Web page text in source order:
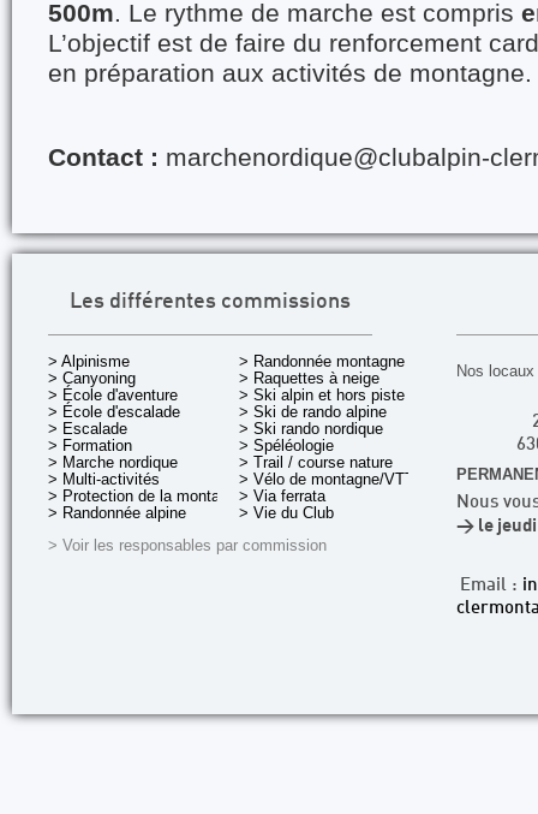
500m. Le rythme de marche est compris
L’objectif est de faire du renforcement
en préparation aux activités de montagne.
Contact : marchenordique@clubalpin-
Les différentes commissions
> Alpinisme
> Canyoning
> École d'aventure
> École d'escalade
> Escalade
> Formation
> Marche nordique
> Multi-activités
> Protection de la montagne
> Randonnée alpine
> Randonnée montagne
> Raquettes à neige
> Ski alpin et hors piste
> Ski de rando alpine
> Ski rando nordique
> Spéléologie
> Trail / course nature
> Vélo de montagne/VTT
> Via ferrata
> Vie du Club
> Voir les responsables par commission
Nos
Nous
> le jeudi
Email :